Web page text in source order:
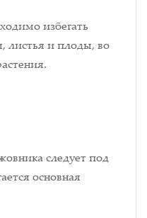
избегать
листья и плоды, во
следует под
основная